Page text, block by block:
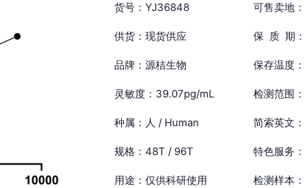
货号：YJ36848 可售卖地
供货：现货供应 保 质 期
品牌：源桔生物 保存温度
灵敏度：39.07pg/mL 检测范围
种属：人 / Human 简索英文
规格：48T / 96T 特色服务
用途：仅供科研使用 检测样本